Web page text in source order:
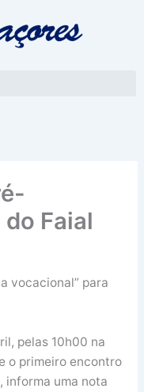
Faial
vocacional” para
pelas 10h00 na
o primeiro encontro
informa uma nota